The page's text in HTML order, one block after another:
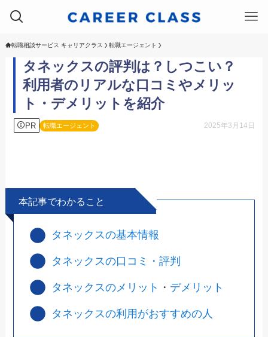
転職相談サービス キャリアクラス 転職エージェント
タネックスの評判は？しつこい？
利用者のリアルな口コミやメリッ
ト・デメリットを紹介
PR 転職エージェント 2025年3月14日
本記事でわかること
タネックスの基本情報
タネックスの口コミ・評判
タネックスのメリット ・ デメリット
タネックスの利用がおすすめの人